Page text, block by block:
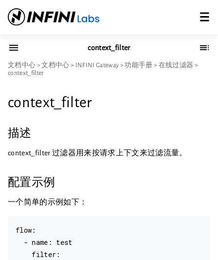
context_filter
文档中心 >文档中心 > INFINI Gateway >功能手册 > 在线过滤器 >
context_filter
context_filter
描述
context_filter 过滤器用来按请求上下文来过滤流量。
配置示例
一个简单的示例如下：
flow:
  - name: test
    filter: